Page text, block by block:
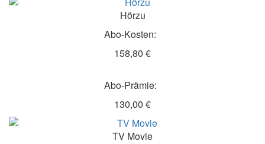
Hörzu
Abo-Kosten:
158,80 €
Abo-Prämie:
130,00 €
TV Movie